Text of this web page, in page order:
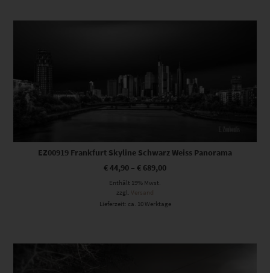
Dieses Produkt weist mehrere Varianten auf. Die Optionen können auf der Produktseite gewählt werden
EZ00919 Frankfurt Skyline Schwarz Weiss Panorama
€44,90 – € 689,00
Enthält 19% Mwst.
zzgl.
Versand
Lieferzeit: ca. 10 Werktage
Dieses Produkt weist mehrere Varianten auf. Die Optionen können auf der Produktseite gewählt werden